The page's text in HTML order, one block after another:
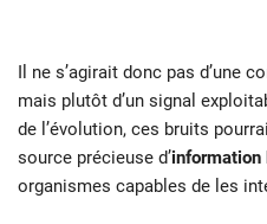
Il ne s’agirait donc pas d’une
mais plutôt d’un signal
de l’évolution, ces bruits
source précieuse d’information
organismes capables de les